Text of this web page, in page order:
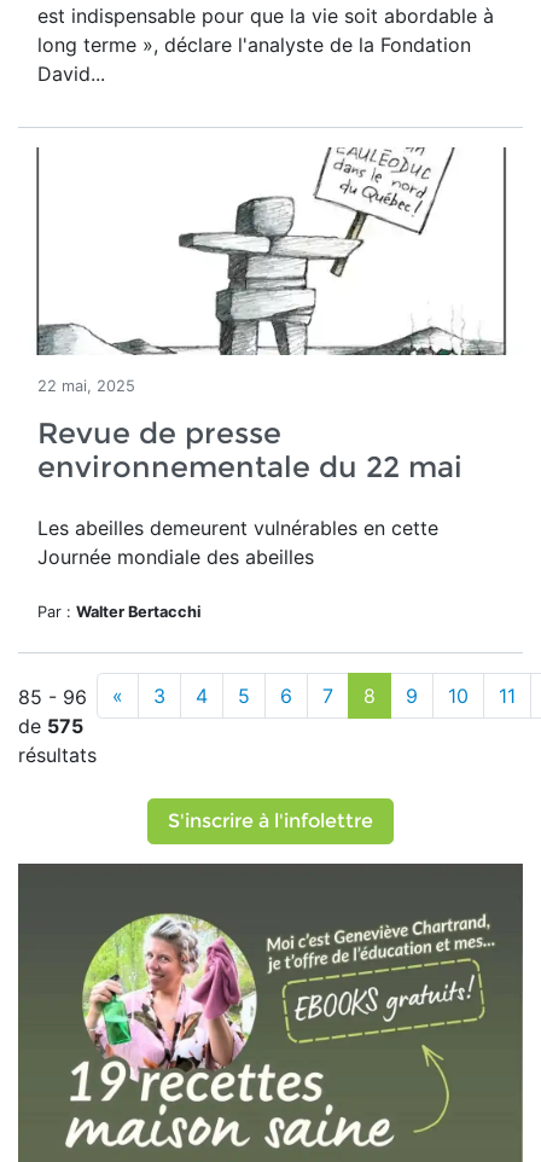
est indispensable pour que la vie soit abordable à
long terme », déclare l'analyste de la Fondation
David...
22 mai, 2025
Revue de presse
environnementale du 22 mai
Les abeilles demeurent vulnérables en cette
Journée mondiale des abeilles
Par : Walter Bertacchi
85 - 96
de 575
résultats
« 3 4 5 6 7 8 9 10 11
S'inscrire à l'infolettre